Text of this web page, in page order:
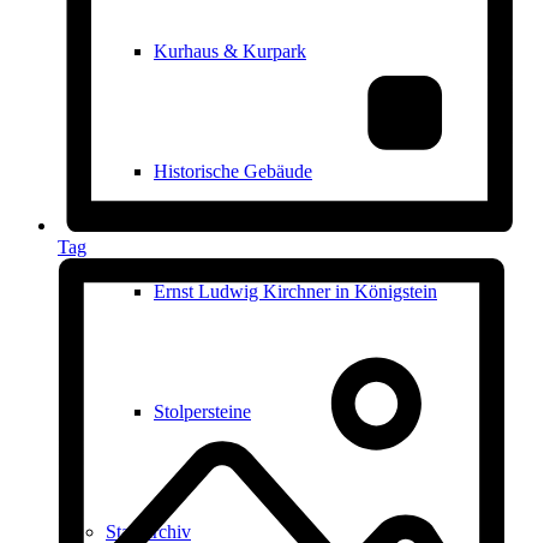
Kurhaus & Kurpark
Historische Gebäude
Ernst Ludwig Kirchner in Königstein
Stolpersteine
Stadtarchiv
Tag